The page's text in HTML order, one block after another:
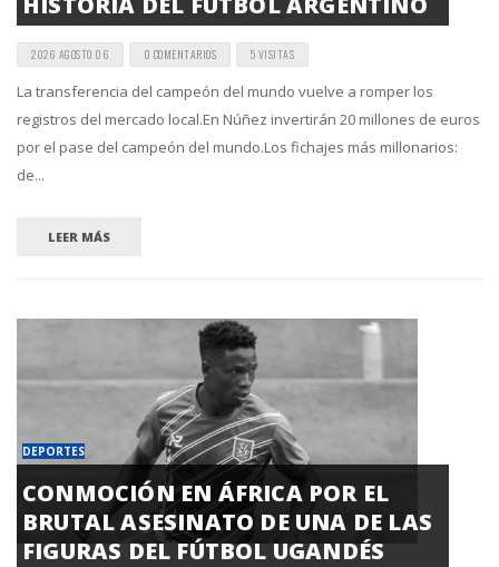
2026 AGOSTO 06 0 COMENTARIOS 5 VISITAS
La transferencia del campeón del mundo vuelve a romper los
registros del mercado local.En Núñez invertirán 20 millones de euros
por el pase del campeón del mundo.Los fichajes más millonarios:
de...
LEER MÁS
DEPORTES
CONMOCIÓN EN ÁFRICA POR EL
BRUTAL ASESINATO DE UNA DE LAS
FIGURAS DEL FÚTBOL UGANDÉS